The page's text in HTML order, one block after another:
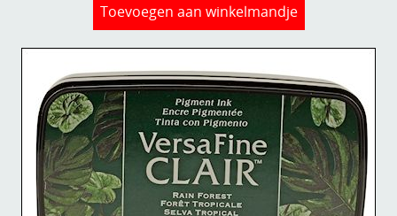
Toevoegen aan winkelmandje